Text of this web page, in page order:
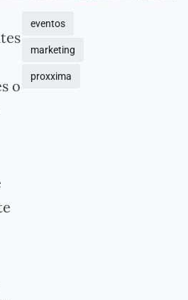
o
eventos
marketing
proxxima